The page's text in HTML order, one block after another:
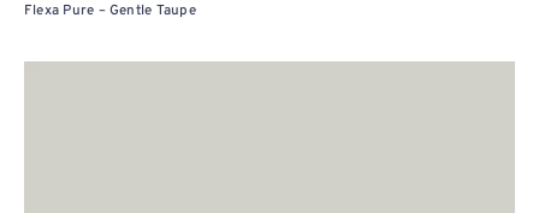
Flexa Pure – Gentle Taupe